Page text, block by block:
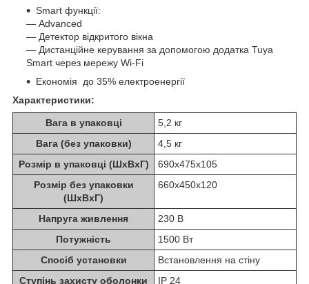
Smart функції:
— Advanced
— Детектор відкритого вікна
— Дистанційне керування за допомогою додатка Tuya
Smart через мережу Wi-Fi
Економія до 35% електроенергії
Характеристики:
Вага в упаковці
5,2 кг
Вага (без упаковки)
4,5 кг
Розмір в упаковці (ШхВхГ)
690х475х105
Розмір без упаковки
(ШхВхГ)
660х450х120
Напруга живлення
230 В
Потужність
1500 Вт
Спосіб установки
Встановлення на стіну
Ступінь захисту оболонки
IP 24